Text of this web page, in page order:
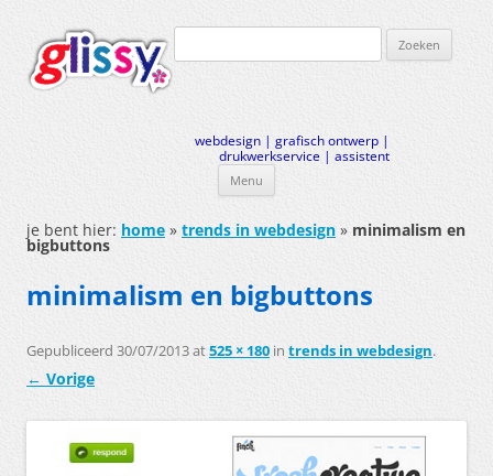
webdesign | grafisch ontwerp |
drukwerkservice | assistent
Zoeken
Menu
naar
de
inhoud
je bent hier: home » trends in webdesign » minimalism en
bigbuttons
minimalism en bigbuttons
Gepubliceerd 30/07/2013at525 × 180 in trends in webdesign.
← Vorige